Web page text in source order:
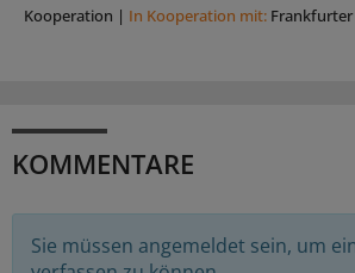
Kooperation | In Kooperation mit:
KOMMENTARE
Sie müssen angemeldet sein, um